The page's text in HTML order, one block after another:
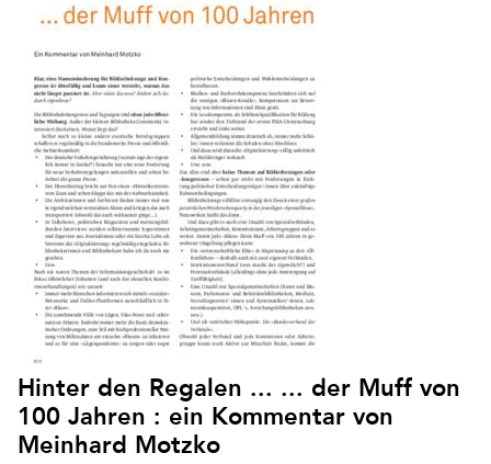
Hinter den Regalen ... ... der Muff von
100 Jahren : ein Kommentar von
Meinhard Motzko